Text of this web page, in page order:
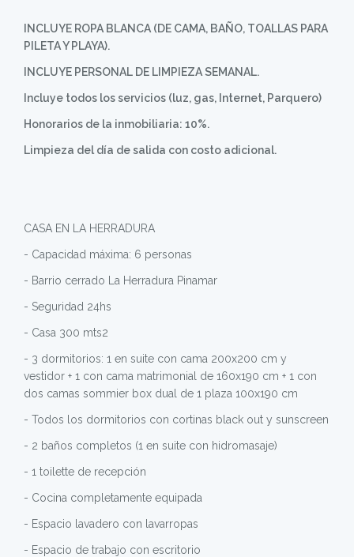
INCLUYE ROPA BLANCA (DE CAMA, BAÑO, TOALLAS PARA
PILETA Y PLAYA).
INCLUYE PERSONAL DE LIMPIEZA SEMANAL.
Incluye todos los servicios (luz, gas, Internet, Parquero)
Honorarios de la inmobiliaria: 10%.
Limpieza del día de salida con costo adicional.
CASA EN LA HERRADURA
- Capacidad máxima: 6 personas
- ⁠Barrio cerrado La Herradura Pinamar
- ⁠Seguridad 24hs
- ⁠Casa 300 mts2
- ⁠3 dormitorios: 1 en suite con cama 200x200 cm y
vestidor + 1 con cama matrimonial de 160x190 cm + 1 con
dos camas sommier box dual de 1 plaza 100x190 cm
- ⁠Todos los dormitorios con cortinas black out y sunscreen
- ⁠2 baños completos (1 en suite con hidromasaje)
- ⁠1 toilette de recepción
- ⁠Cocina completamente equipada
- ⁠Espacio lavadero con lavarropas
- ⁠Espacio de trabajo con escritorio